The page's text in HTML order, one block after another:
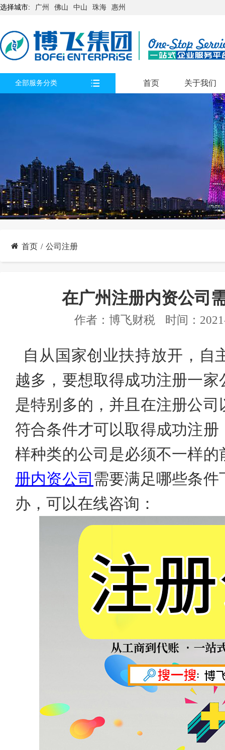
选择城市: 广州 佛山 中山 珠海 惠州
全部服务分类 首页 关于我们
首页 公司注册
在广州注册内资公司
作者： 博飞财税 时间：
自从国家创业扶持放开，自
越多， 要想取得成功注册一
是特别多的，并且在注册公
符合条件才可以取得成功注
样种类的公司是必须不一样的
册内资公司 需要满足哪些条
办，可以在线咨询：